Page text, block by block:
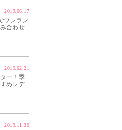
2019.06.17
ワンラン
合わせ
2019.02.21
ー！季
めレデ
2019.11.30